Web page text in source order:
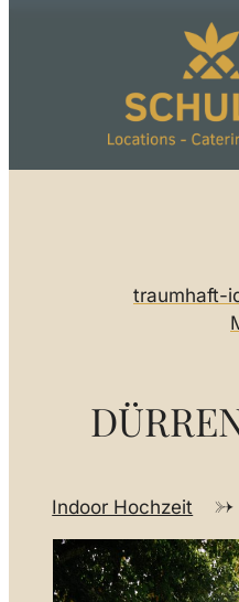
traumhaft-
Indoor Hochzeit